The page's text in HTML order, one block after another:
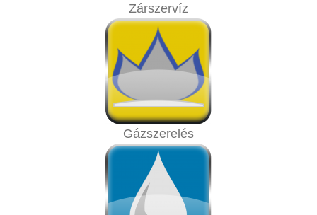
Zárszervíz
Gázszerelés